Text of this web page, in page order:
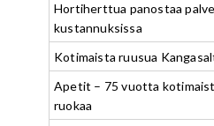
Hortiherttua panostaa
kustannuksissa
Kotimaista ruusua
Apetit – 75 vuotta
ruokaa